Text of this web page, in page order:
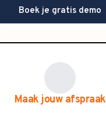
Boek je gratis demo
Maak jouw afspraak